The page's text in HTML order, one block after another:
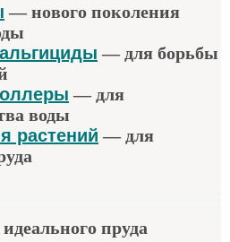
—нового поколения
— для борьбы
— для
воды
растений — для
пруда